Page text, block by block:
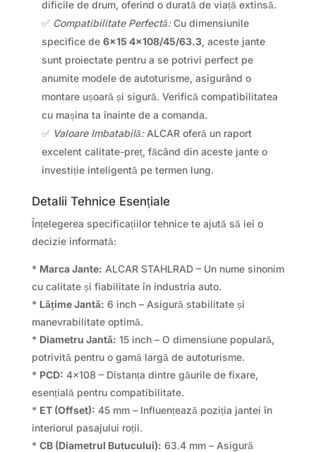
dificile de drum, oferind o durată de viață extinsă.
✅ Compatibilitate Perfectă:Cu dimensiunile
specifice de 6×15 4×108/45/63.3, aceste jante
sunt proiectate pentru a se potrivi perfect pe
anumite modele de autoturisme, asigurând o
montare ușoară și sigură. Verifică compatibilitatea
cu mașina ta înainte de a comanda.
✅ Valoare Imbatabilă:ALCAR oferă un raport
excelent calitate-preț, făcând din aceste jante o
investiție inteligentă pe termen lung.
Detalii Tehnice Esențiale
Înțelegerea specificațiilor tehnice te ajută să iei o
decizie informată:
* Marca Jante: ALCAR STAHLRAD – Un nume sinonim
cu calitate și fiabilitate în industria auto.
* Lățime Jantă: 6 inch – Asigură stabilitate și
manevrabilitate optimă.
* Diametru Jantă: 15 inch – O dimensiune populară,
potrivită pentru o gamă largă de autoturisme.
* PCD: 4×108 – Distanța dintre găurile de fixare,
esențială pentru compatibilitate.
* ET (Offset): 45 mm – Influențează poziția jantei în
interiorul pasajului roții.
* CB (Diametrul Butucului): 63.4 mm – Asigură